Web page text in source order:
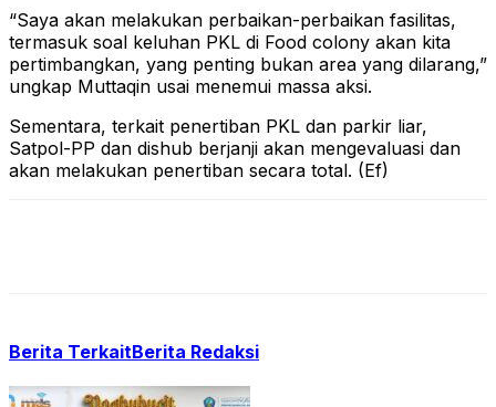
“Saya akan melakukan perbaikan-perbaikan fasilitas,
termasuk soal keluhan PKL di Food colony akan kita
pertimbangkan, yang penting bukan area yang dilarang,”
ungkap Muttaqin usai menemui massa aksi.
Sementara, terkait penertiban PKL dan parkir liar,
Satpol-PP dan dishub berjanji akan mengevaluasi dan
akan melakukan penertiban secara total. (Ef)
Berita TerkaitBerita Redaksi